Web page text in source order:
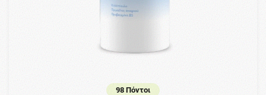
98 Πόντοι